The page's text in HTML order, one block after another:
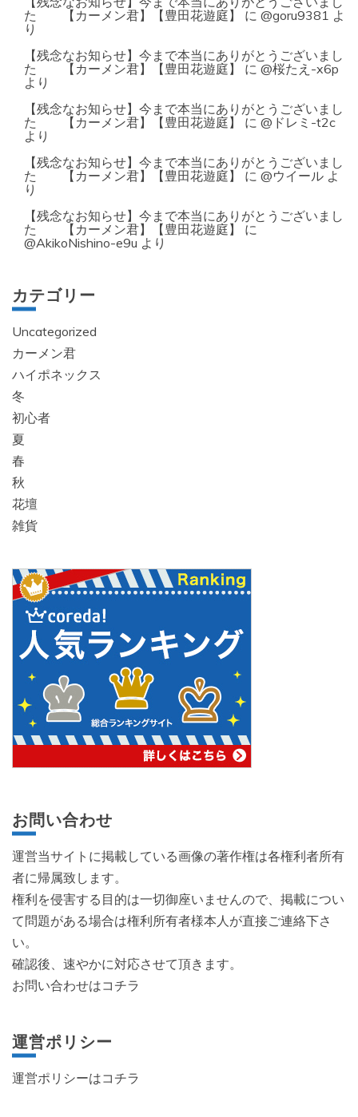
た 【カーメン君】【豊田花遊庭】
に @goru9381 よ
り
【残念なお知らせ】今まで本当にありがとうございまし
た 【カーメン君】【豊田花遊庭】
に @桜たえ-x6p
より
【残念なお知らせ】今まで本当にありがとうございまし
た 【カーメン君】【豊田花遊庭】
に @ドレミ-t2c
より
【残念なお知らせ】今まで本当にありがとうございまし
た 【カーメン君】【豊田花遊庭】
に @ウイール よ
り
【残念なお知らせ】今まで本当にありがとうございまし
た 【カーメン君】【豊田花遊庭】
に
@AkikoNishino-e9u より
カテゴリー
Uncategorized
カーメン君
ハイポネックス
冬
初心者
夏
春
秋
花壇
雑貨
お問い合わせ
運営当サイトに掲載している画像の著作権は各権利者所有
者に帰属致します。
権利を侵害する目的は一切御座いませんので、掲載につい
て問題がある場合は権利所有者様本人が直接ご連絡下さ
い。
確認後、速やかに対応させて頂きます。
お問い合わせはコチラ
運営ポリシー
運営ポリシーはコチラ